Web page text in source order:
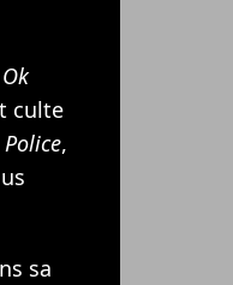
Ok
culte
,
sa